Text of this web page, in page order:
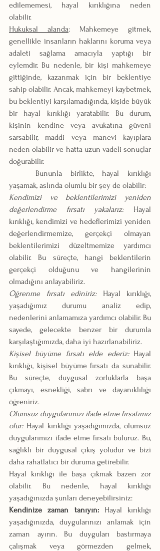
edilememesi, hayal kırıklığına neden
olabilir.
Hukuksal alanda: Mahkemeye gitmek,
genellikle insanların haklarını koruma veya
adaleti sağlama amacıyla yaptığı bir
eylemdir. Bu nedenle, bir kişi mahkemeye
gittiğinde, kazanmak için bir beklentiye
sahip olabilir. Ancak, mahkemeyi kaybetmek,
bu beklentiyi karşılamadığında, kişide büyük
bir hayal kırıklığı yaratabilir. Bu durum,
kişinin kendine veya avukatına güveni
sarsabilir, maddi veya manevi kayıplara
neden olabilir ve hatta uzun vadeli sonuçlar
doğurabilir.
yaşamak, aslında olumlu bir şey de olabilir:
Kendimizi ve beklentilerimizi yeniden
değerlendirme fırsatı yakalarız: Hayal
kırıklığı, kendimizi ve hedeflerimizi yeniden
değerlendirmemize, gerçekçi olmayan
beklentilerimizi düzeltmemize yardımcı
olabilir. Bu süreçte, hangi beklentilerin
gerçekçi olduğunu ve hangilerinin
olmadığını anlayabiliriz.
Öğrenme fırsatı ediniriz: Hayal kırıklığı,
yaşadığımız durumu analiz edip,
nedenlerini anlamamıza yardımcı olabilir. Bu
sayede, gelecekte benzer bir durumla
karşılaştığımızda, daha iyi hazırlanabiliriz.
Kişisel büyüme fırsatı elde ederiz: Hayal
kırıklığı, kişisel büyüme fırsatı da sunabilir.
Bu süreçte, duygusal zorluklarla başa
çıkmayı, esnekliği, sabrı ve dayanıklılığı
öğreniriz.
Olumsuz duygularımızı ifade etme fırsatımız
olur: Hayal kırıklığı yaşadığımızda, olumsuz
duygularımızı ifade etme fırsatı buluruz. Bu,
sağlıklı bir duygusal çıkış yoludur ve bizi
daha rahatlatıcı bir duruma getirebilir.
Hayal kırıklığı ile başa çıkmak bazen zor
olabilir. Bu nedenle, hayal kırıklığı
yaşadığınızda şunları deneyebilirsiniz:
Kendinize zaman tanıyın: Hayal kırıklığı
yaşadığınızda, duygularınızı anlamak için
zaman ayırın. Bu duyguları bastırmaya
çalışmak veya görmezden gelmek,